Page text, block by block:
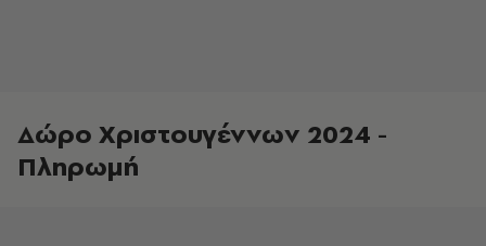
Δώρο Χριστουγέννων 2024 -
Πληρωμή